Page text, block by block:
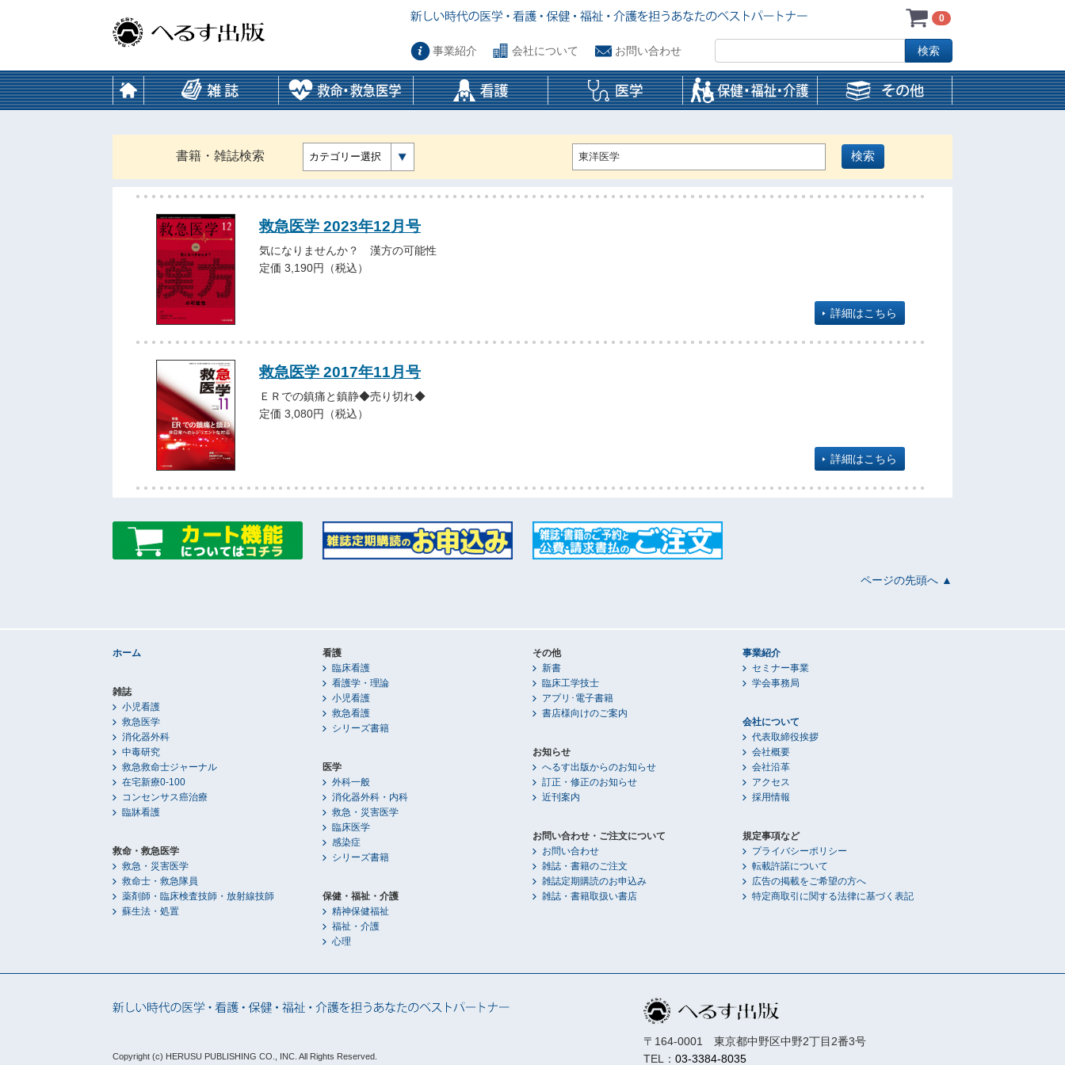
0
事業紹介 会社について お問い合わせ
書籍・雑誌検索 カテゴリー選択
救急医学 2023年12月号
気になりませんか？ 漢方の可能性
定価 3,190円（税込）
詳細はこちら
救急医学 2017年11月号
ＥＲでの鎮痛と鎮静◆売り切れ◆
定価 3,080円（税込）
詳細はこちら
ページの先頭へ ▲
ホーム
雑誌
小児看護
救急医学
消化器外科
中毒研究
救急救命士ジャーナル
在宅新療0-100
コンセンサス癌治療
臨牀看護
救命・救急医学
救急・災害医学
救命士・救急隊員
薬剤師・臨床検査技師・放射線技師
蘇生法・処置
看護
臨床看護
看護学・理論
小児看護
救急看護
シリーズ書籍
医学
外科一般
消化器外科・内科
救急・災害医学
臨床医学
感染症
シリーズ書籍
保健・福祉・介護
精神保健福祉
福祉・介護
心理
その他
新書
臨床工学技士
アプリ･電子書籍
書店様向けのご案内
お知らせ
へるす出版からのお知らせ
訂正・修正のお知らせ
近刊案内
お問い合わせ・ご注文について
お問い合わせ
雑誌・書籍のご注文
雑誌定期購読のお申込み
雑誌・書籍取扱い書店
事業紹介
セミナー事業
学会事務局
会社について
代表取締役挨拶
会社概要
会社沿革
アクセス
採用情報
規定事項など
プライバシーポリシー
転載許諾について
広告の掲載をご希望の方へ
特定商取引に関する法律に基づく表記
〒164-0001 東京都中野区中野2丁目2番3号
TEL： 03-3384-8035
Copyright (c) HERUSU PUBLISHING CO., INC. All Rights Reserved.